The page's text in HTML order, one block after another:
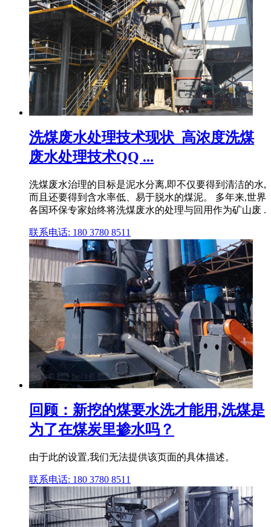
洗煤废水处理技术现状_高浓度洗煤
废水处理技术QQ ...
洗煤废水治理的目标是泥水分离,即不仅要得到清洁的水,
而且还要得到含水率低、易于脱水的煤泥。 多年来,世界
各国环保专家始终将洗煤废水的处理与回用作为矿山废 .
联系电话: 180 3780 8511
回顾：新挖的煤要水洗才能用,洗煤是
为了在煤炭里掺水吗？
由于此的设置,我们无法提供该页面的具体描述。
联系电话: 180 3780 8511